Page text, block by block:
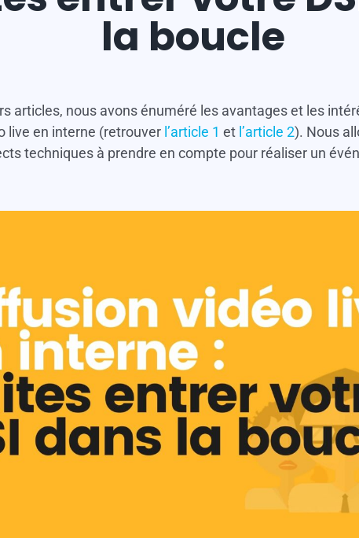
la boucle
articles, nous avons énuméré les avantages et les
live en interne (retrouver l’article 1 et l’article 2). Nous
techniques à prendre en compte pour réaliser un